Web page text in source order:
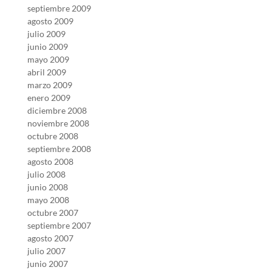
septiembre 2009
agosto 2009
julio 2009
junio 2009
mayo 2009
abril 2009
marzo 2009
enero 2009
diciembre 2008
noviembre 2008
octubre 2008
septiembre 2008
agosto 2008
julio 2008
junio 2008
mayo 2008
octubre 2007
septiembre 2007
agosto 2007
julio 2007
junio 2007